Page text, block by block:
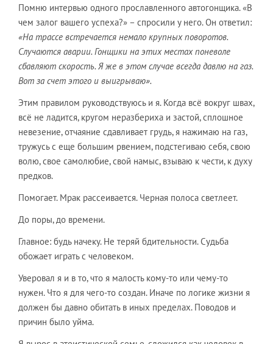
Помню интервью одного прославленного автогонщика. «В
чем залог вашего успеха?» – спросили у него. Он ответил:
«На трассе встречается немало крупных поворотов.
Случаются аварии. Гонщики на этих местах поневоле
сбавляют скорость. Я же в этом случае всегда давлю на газ.
Вот за счет этого и выигрываю».
Этим правилом руководствуюсь и я. Когда всё вокруг швах,
всё не ладится, кругом неразбериха и застой, сплошное
невезение, отчаяние сдавливает грудь, я нажимаю на газ,
тружусь с еще большим рвением, подстегиваю себя, свою
волю, свое самолюбие, свой намыс, взываю к чести, к духу
предков.
Помогает. Мрак рассеивается. Черная полоса светлеет.
До поры, до времени.
Главное: будь начеку. Не теряй бдительности. Судьба
обожает играть с человеком.
Уверовал я и в то, что я малость кому-то или чему-то
нужен. Что я для чего-то создан. Иначе по логике жизни я
должен бы давно обитать в иных пределах. Поводов и
причин было уйма.